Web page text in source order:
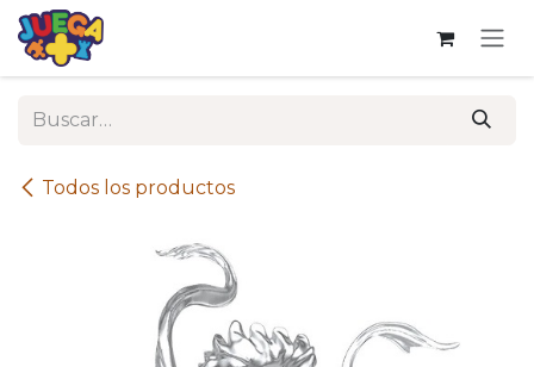
Ir al contenido
Todos los productos